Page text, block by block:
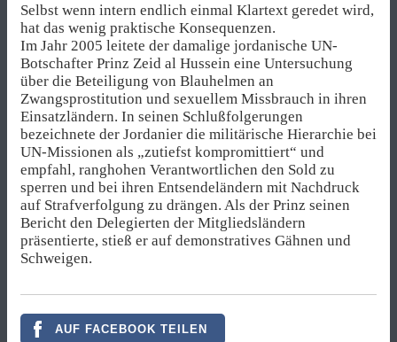
Selbst wenn intern endlich einmal Klartext geredet wird,
hat das wenig praktische Konsequenzen.
Im Jahr 2005 leitete der damalige jordanische UN-
Botschafter Prinz Zeid al Hussein eine Untersuchung
über die Beteiligung von Blauhelmen an
Zwangsprostitution und sexuellem Missbrauch in ihren
Einsatzländern. In seinen Schlußfolgerungen
bezeichnete der Jordanier die militärische Hierarchie bei
UN-Missionen als „zutiefst kompromittiert“ und
empfahl, ranghohen Verantwortlichen den Sold zu
sperren und bei ihren Entsendeländern mit Nachdruck
auf Strafverfolgung zu drängen. Als der Prinz seinen
Bericht den Delegierten der Mitgliedsländern
präsentierte, stieß er auf demonstratives Gähnen und
Schweigen.
AUF FACEBOOK TEILEN